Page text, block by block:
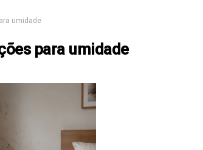
umidade
para umidade